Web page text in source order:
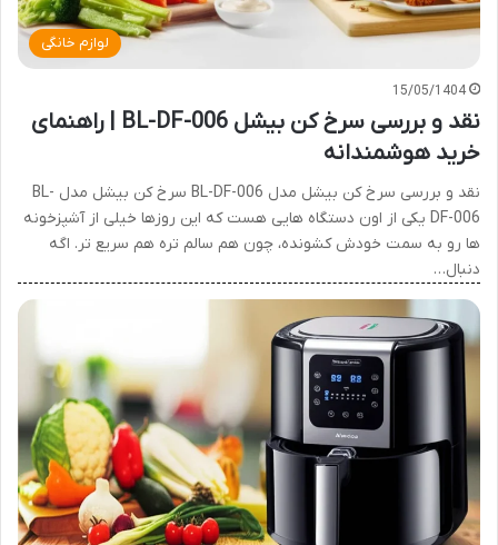
لوازم خانگی
15/05/1404
نقد و بررسی سرخ کن بیشل BL-DF-006 | راهنمای
خرید هوشمندانه
نقد و بررسی سرخ کن بیشل مدل BL-DF-006 سرخ کن بیشل مدل BL-
DF-006 یکی از اون دستگاه هایی هست که این روزها خیلی از آشپزخونه
ها رو به سمت خودش کشونده، چون هم سالم تره هم سریع تر. اگه
دنبال…